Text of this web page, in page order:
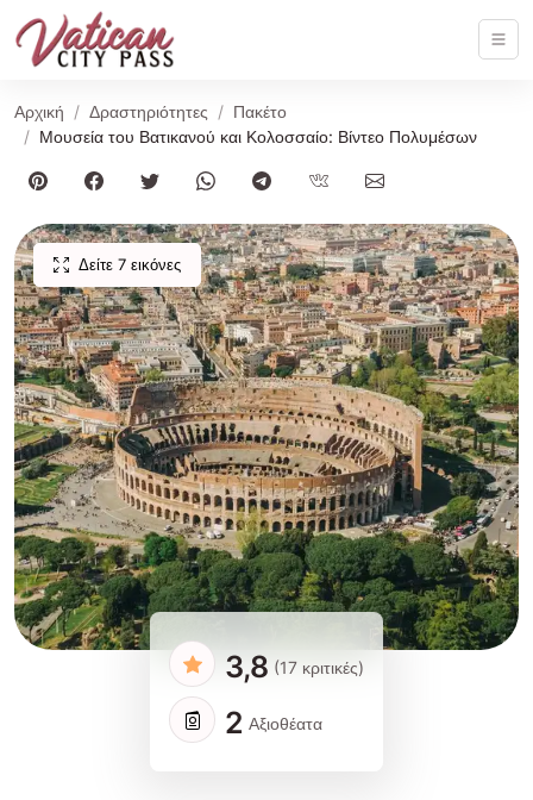
Αρχική Δραστηριότητες
Πακέτο
Μουσεία του Βατικανού και Κολοσσαίο: Βίντεο Πολυμέσων
Δείτε 7 εικόνες
3,8 (17 κριτικές)
2 Αξιοθέατα